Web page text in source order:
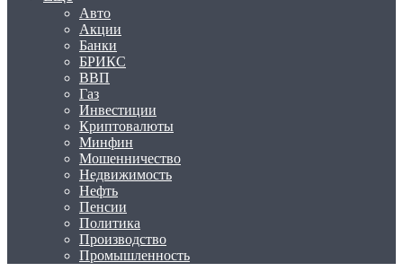
Авто
Акции
Банки
БРИКС
ВВП
Газ
Инвестиции
Криптовалюты
Минфин
Мошенничество
Недвижимость
Нефть
Пенсии
Политика
Производство
Промышленность